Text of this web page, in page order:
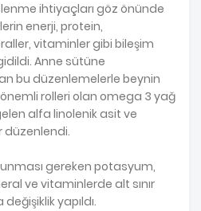
ihtiyaçları göz önünde
enerji, protein,
vitaminler gibi bileşim
Anne sütüne
bu düzenlemelerle beynin
önemli rolleri olan omega 3 yağ
alfa linolenik asit ve
düzenlendi.
gereken potasyum,
ve vitaminlerde alt sınır
değişiklik yapıldı.